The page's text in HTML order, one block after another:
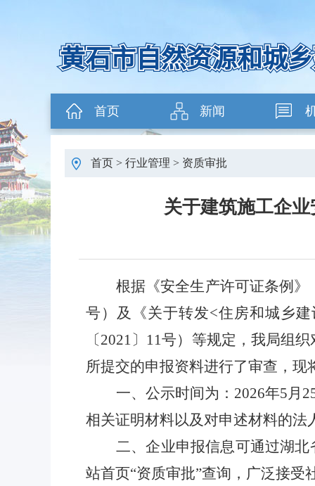
首页 新闻
首页 > 行业管理 > 资质审批
关于建筑施工企
根据《安全生产许可证条例》
号）及《关于转发<住房和城乡
〔2021〕 11号）等规定，我局组织
所提交的申报资料进行了审查，
一、公示时间为： 2026年5月 2
相关证明材料以及对申述材料的
二、企业申报信息可通过湖
站首页“资质审批”查询，广泛接